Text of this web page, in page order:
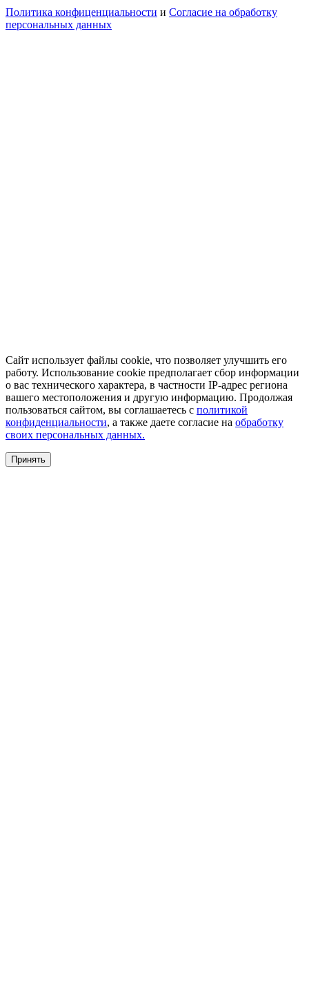
Политика конфиценциальности и Согласие на обработку
персональных данных
Сайт использует файлы cookie, что позволяет улучшить его
работу. Использование cookie предполагает сбор информации
о вас технического характера, в частности IP-адрес региона
вашего местоположения и другую информацию. Продолжая
пользоваться сайтом, вы соглашаетесь с политикой
конфиденциальности, а также даете согласие на обработку
своих персональных данных.
Принять